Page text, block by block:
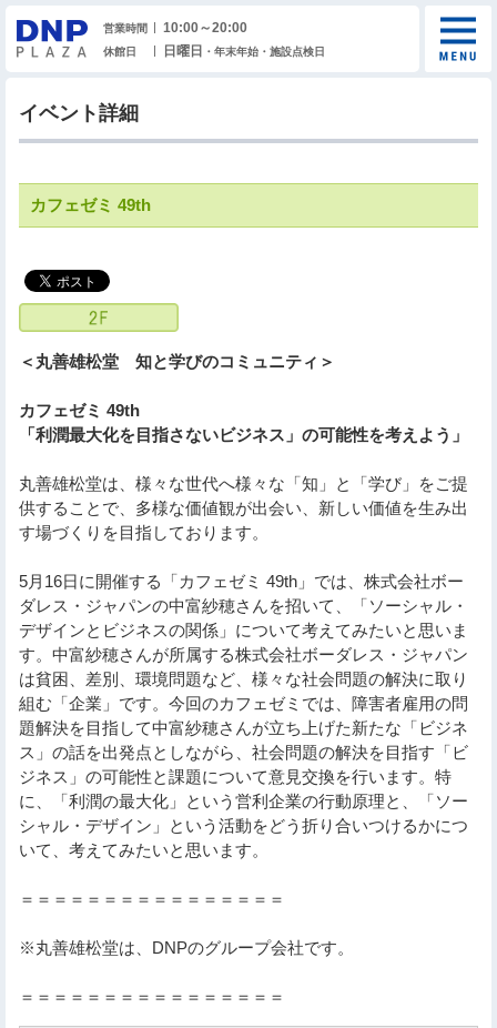
営業時間 10:00～20:00
休館日 日曜日 ・年末年始・施設点検日
イベント詳細
カフェゼミ 49th
＜丸善雄松堂 知と学びのコミュニティ＞
カフェゼミ 49th
「利潤最大化を目指さないビジネス」の可能性を考えよう」
丸善雄松堂は、様々な世代へ様々な「知」と「学び」をご提
供することで、多様な価値観が出会い、新しい価値を生み出
す場づくりを目指しております。
5月16日に開催する「カフェゼミ 49th」では、株式会社ボー
ダレス・ジャパンの中富紗穂さんを招いて、「ソーシャル・
デザインとビジネスの関係」について考えてみたいと思いま
す。中富紗穂さんが所属する株式会社ボーダレス・ジャパン
は貧困、差別、環境問題など、様々な社会問題の解決に取り
組む「企業」です。今回のカフェゼミでは、障害者雇用の問
題解決を目指して中富紗穂さんが立ち上げた新たな「ビジネ
ス」の話を出発点としながら、社会問題の解決を目指す「ビ
ジネス」の可能性と課題について意見交換を行います。特
に、「利潤の最大化」という営利企業の行動原理と、「ソー
シャル・デザイン」という活動をどう折り合いつけるかにつ
いて、考えてみたいと思います。
＝＝＝＝＝＝＝＝＝＝＝＝＝＝＝＝
※丸善雄松堂は、DNPのグループ会社です。
＝＝＝＝＝＝＝＝＝＝＝＝＝＝＝＝